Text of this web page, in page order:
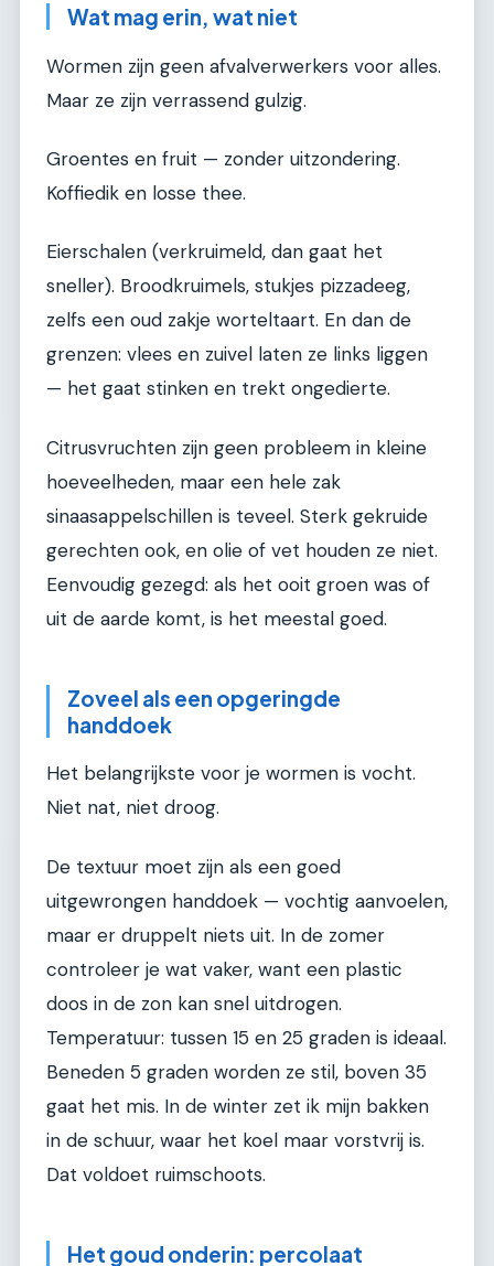
Wat mag erin, wat niet
Wormen zijn geen afvalverwerkers voor alles.
Maar ze zijn verrassend gulzig.
Groentes en fruit — zonder uitzondering.
Koffiedik en losse thee.
Eierschalen (verkruimeld, dan gaat het
sneller). Broodkruimels, stukjes pizzadeeg,
zelfs een oud zakje worteltaart. En dan de
grenzen: vlees en zuivel laten ze links liggen
— het gaat stinken en trekt ongedierte.
Citrusvruchten zijn geen probleem in kleine
hoeveelheden, maar een hele zak
sinaasappelschillen is teveel. Sterk gekruide
gerechten ook, en olie of vet houden ze niet.
Eenvoudig gezegd: als het ooit groen was of
uit de aarde komt, is het meestal goed.
Zoveel als een opgeringde
handdoek
Het belangrijkste voor je wormen is vocht.
Niet nat, niet droog.
De textuur moet zijn als een goed
uitgewrongen handdoek — vochtig aanvoelen,
maar er druppelt niets uit. In de zomer
controleer je wat vaker, want een plastic
doos in de zon kan snel uitdrogen.
Temperatuur: tussen 15 en 25 graden is ideaal.
Beneden 5 graden worden ze stil, boven 35
gaat het mis. In de winter zet ik mijn bakken
in de schuur, waar het koel maar vorstvrij is.
Dat voldoet ruimschoots.
Het goud onderin: percolaat